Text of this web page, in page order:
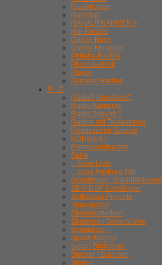
Musiktruhen
Nachhall
NAHAUFNAHMEN >
Not-Radios
Online-Buch
Online-Museum
Philetta-Radios
Phonotechnik
Player
Portable Radios
R - Z
Radio? Rundfunk?
Radio-Kameras
Radio Zukunft ?
Radios mit Textanzeige
Reparaturen Service
RÖHREN >
Röhrenprüfgeräte
Saba
.. Saba-Liste
.. Saba Freiburg WIII
Schaltbilder, Schaltbildlesen
SDR-DSP Empfänger
Selbstbau-Projekte
Signalgeber
Skalenscheiben
Skalenseil Seilantriebe
Schnurlos ...
Spass-Radios
s-plan Bibliothek
Stecker / Buchsen
Stereo